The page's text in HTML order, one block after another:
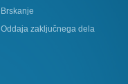
Brskanje
Oddaja zaključnega dela